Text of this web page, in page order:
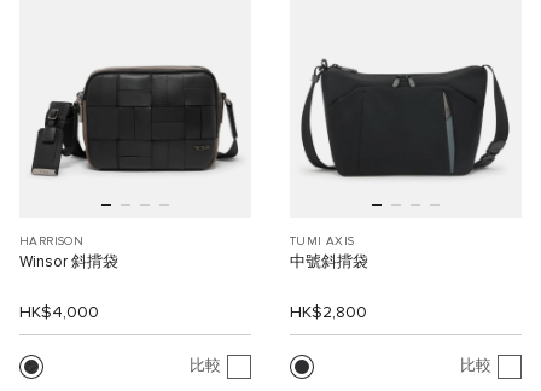
HARRISON
Winsor 斜揹袋
HK$4,000
比較
TUMI AXIS
中號斜揹袋
HK$2,800
比較